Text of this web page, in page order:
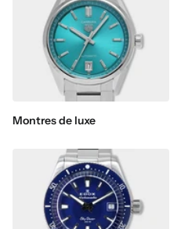
Montres de luxe